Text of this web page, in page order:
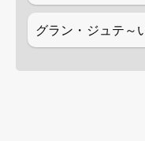
グラン・ジュテ～